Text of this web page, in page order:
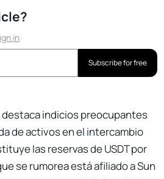
in
Subscribe for free
indicios preocupantes
de activos en el intercambio
las reservas de USDT por
se rumorea está afiliado a Sun